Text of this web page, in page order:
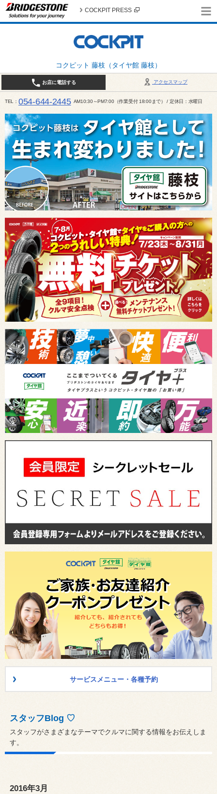
コクピット 藤枝（タイヤ館 藤枝）
COCKPIT PRESS
アクセスマップ
お店に電話する
TEL 054-644-2445 AM10:30～PM7:00（作業受付 18:00まで） / 定休日：水曜日
サービスメニュー・各種予約
スタッフBlog ♡
スタッフがさまざまなテーマでクルマに関する情報をお伝えしま
す。
2016年3月